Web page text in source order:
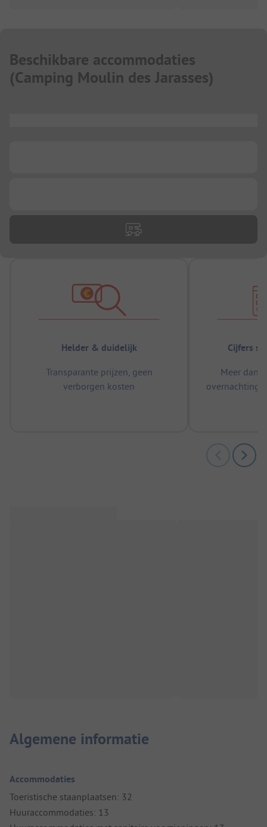
Beschikbare accommodaties
(Camping Moulin des Jarasses)
Helder & duidelijk
Transparante prijzen, geen
verborgen kosten
Cijfers
Meer dan
Algemene informatie
Accommodaties
Toeristische staanplaatsen: 32
Huuraccommodaties: 13